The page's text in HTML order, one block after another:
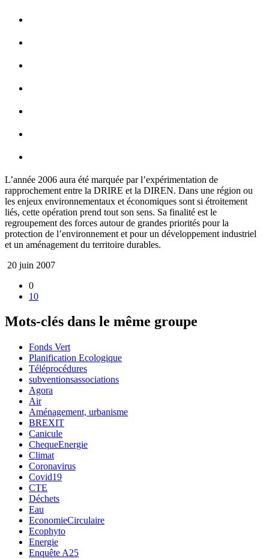
L’année 2006 aura été marquée par l’expérimentation de
rapprochement entre la DRIRE et la DIREN. Dans une région ou
les enjeux environnementaux et économiques sont si étroitement
liés, cette opération prend tout son sens. Sa finalité est le
regroupement des forces autour de grandes priorités pour la
protection de l’environnement et pour un développement industriel
et un aménagement du territoire durables.
20 juin 2007
0
10
Mots-clés dans le même groupe
Fonds Vert
Planification Ecologique
Téléprocédures
subventionsassociations
Agora
Air
Aménagement, urbanisme
BREXIT
Canicule
ChequeEnergie
Climat
Coronavirus
Covid19
CTE
Déchets
Eau
EconomieCirculaire
Ecophyto
Energie
Enquête A25